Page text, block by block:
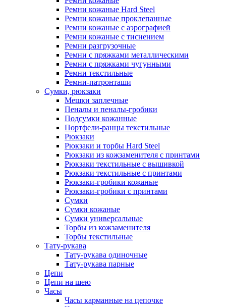
Ремни кожаные Hard Steel
Ремни кожаные проклепанные
Ремни кожаные с аэрографией
Ремни кожаные с тиснением
Ремни разгрузочные
Ремни с пряжками металлическими
Ремни с пряжками чугунными
Ремни текстильные
Ремни-патронташи
Сумки, рюкзаки
Мешки заплечные
Пеналы и пеналы-гробики
Подсумки кожанные
Портфели-ранцы текстильные
Рюкзаки
Рюкзаки и торбы Hard Steel
Рюкзаки из кожзаменителя с принтами
Рюкзаки текстильные с вышивкой
Рюкзаки текстильные с принтами
Рюкзаки-гробики кожаные
Рюкзаки-гробики с принтами
Сумки
Сумки кожаные
Сумки универсальные
Торбы из кожзаменителя
Торбы текстильные
Тату-рукава
Тату-рукава одиночные
Тату-рукава парные
Цепи
Цепи на шею
Часы
Часы карманные на цепочке